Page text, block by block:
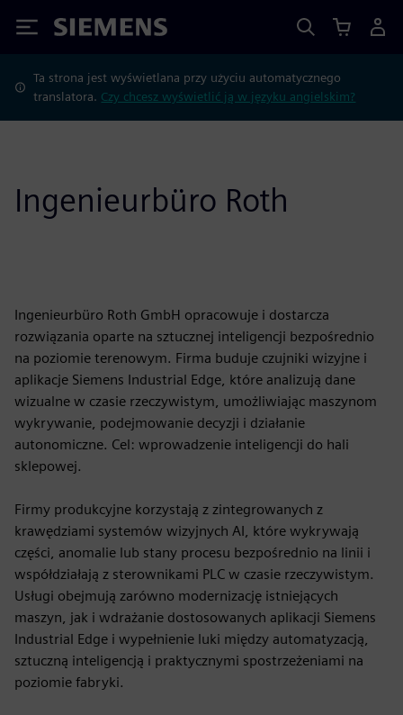
Siemens
Ta strona jest wyświetlana przy użyciu automatycznego
translatora. Czy chcesz wyświetlić ją w języku angielskim?
Ingenieurbüro Roth
Ingenieurbüro Roth GmbH opracowuje i dostarcza
rozwiązania oparte na sztucznej inteligencji bezpośrednio
na poziomie terenowym. Firma buduje czujniki wizyjne i
aplikacje Siemens Industrial Edge, które analizują dane
wizualne w czasie rzeczywistym, umożliwiając maszynom
wykrywanie, podejmowanie decyzji i działanie
autonomiczne. Cel: wprowadzenie inteligencji do hali
sklepowej.
Firmy produkcyjne korzystają z zintegrowanych z
krawędziami systemów wizyjnych AI, które wykrywają
części, anomalie lub stany procesu bezpośrednio na linii i
współdziałają z sterownikami PLC w czasie rzeczywistym.
Usługi obejmują zarówno modernizację istniejących
maszyn, jak i wdrażanie dostosowanych aplikacji Siemens
Industrial Edge i wypełnienie luki między automatyzacją,
sztuczną inteligencją i praktycznymi spostrzeżeniami na
poziomie fabryki.